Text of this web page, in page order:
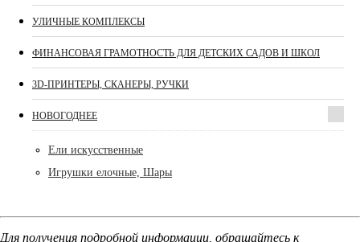
УЛИЧНЫЕ КОМПЛЕКСЫ
ФИНАНСОВАЯ ГРАМОТНОСТЬ ДЛЯ ДЕТСКИХ САДОВ И ШКОЛ
3D-ПРИНТЕРЫ, СКАНЕРЫ, РУЧКИ
НОВОГОДНЕЕ
Ели искусственные
Игрушки елочные, Шары
Для получения подробной информации, обращайтесь к